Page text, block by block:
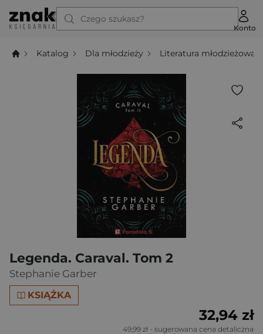
Czego szukasz?
Konto
Katalog Dla młodzieży Literatura młodzieżowa
Legenda. Caraval. Tom 2
Stephanie Garber
KSIĄŻKA
32,94 zł
49,99 zł - sugerowana cena detaliczna